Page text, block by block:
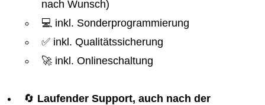
nach Wunsch)
💻 inkl. Sonderprogrammierung
✅ inkl. Qualitätssicherung
🚀 inkl. Onlineschaltung
🔄 Laufender Support, auch nach der